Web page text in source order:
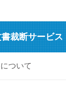
裁断サービス
ついて